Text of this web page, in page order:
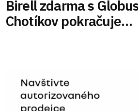
Birell zdarma s
Chotíkov pokračuje…